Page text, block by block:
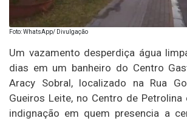
Foto: WhatsApp/ Divulgação
Um vazamento desperdiça água
dias em um banheiro do Centro
Aracy Sobral, localizado na Rua
Gueiros Leite, no Centro de Petrolina
indignação em quem presencia a